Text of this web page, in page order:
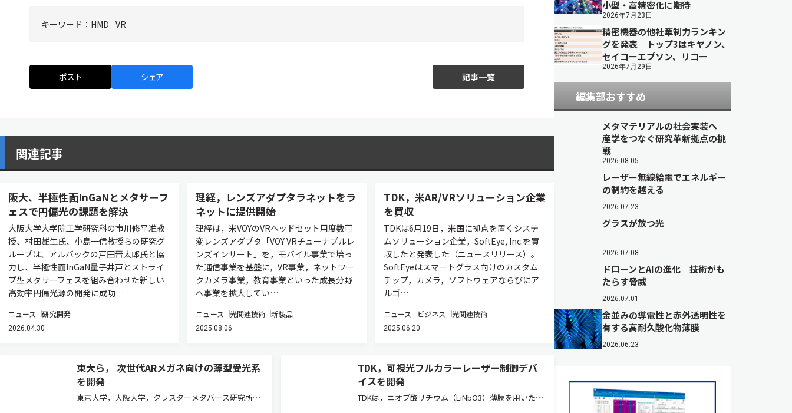
キーワード： HMD VR
ポスト シェア 記事一覧
関連記事
阪大、半極性面InGaNとメタサーフ
ェスで円偏光の課題を解決
大阪大学大学院工学研究科の市川修平准教
授、村田雄生氏、小島一信教授らの研究グ
ループは、アルバックの戸田晋太郎氏と協
力し、半極性面InGaN量子井戸とストライ
プ型メタサーフェスを組み合わせた新しい
高効率円偏光源の開発に成功…
ニュース 研究開発
2026.04.30
理経，レンズアダプタラネットをラ
ネットに提供開始
理経は，米VOYのVRヘッドセット用度数可
変レンズアダプタ「VOY VRチューナブルレ
ンズインサート」を，モバイル事業で培っ
た通信事業を基盤に，VR事業，ネットワー
クカメラ事業，教育事業といった成長分野
へ事業を拡大してい…
ニュース 光関連技術 新製品
2025.08.06
TDK，米AR/VRソリューション企業
を買収
TDKは6月19日，米国に拠点を置くシステ
ムソリューション企業，SoftEye, Inc.を買
収したと発表した（ニュースリリース）。
SoftEyeはスマートグラス向けのカスタム
チップ，カメラ，ソフトウェアならびにア
ルゴ…
ニュース ビジネス 光関連技術
2025.06.20
東大ら， 次世代ARメガネ向けの薄型受光系
を開発
東京大学，大阪大学，クラスターメタバース研究所，
TDK，可視光フルカラーレーザー制御デバ
イスを開発
TDKは，ニオブ酸リチウム（LiNbO3）薄膜を用いたス
小型・高精密化に期待
2026年7月23日
精密機器の他社牽制力ランキン
グを発表 トップ3はキヤノン、
セイコーエプソン、リコー
2026年7月29日
編集部おすすめ
メタマテリアルの社会実装へ
産学をつなぐ研究革新拠点の挑
戦
2026.08.05
レーザー無線給電でエネルギー
の制約を越える
2026.07.23
グラスが放つ光
2026.07.08
ドローンとAIの進化 技術がも
たらす脅威
2026.07.01
金並みの導電性と赤外透明性を
有する高耐久酸化物薄膜
2026.06.23